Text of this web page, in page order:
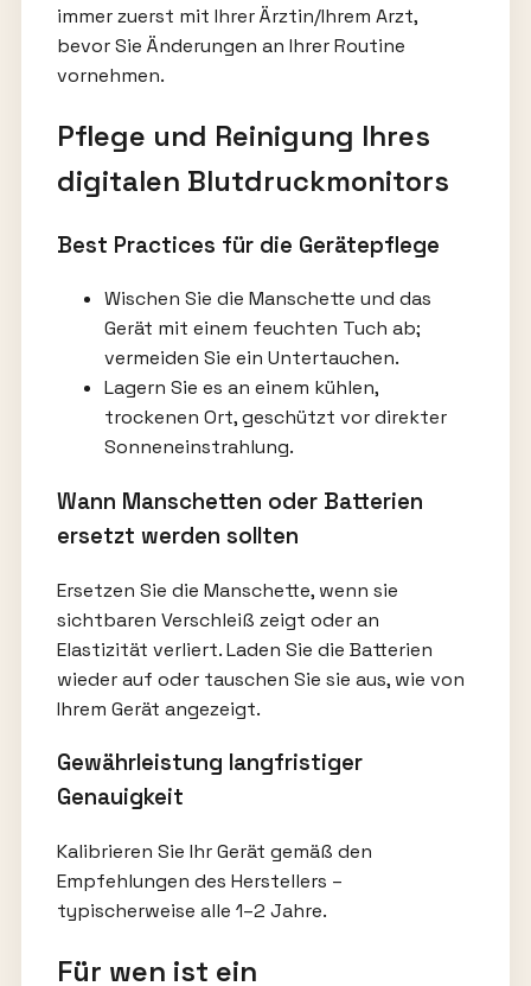
immer zuerst mit Ihrer Ärztin/Ihrem Arzt,
bevor Sie Änderungen an Ihrer Routine
vornehmen.
Pflege und Reinigung Ihres
digitalen Blutdruckmonitors
Best Practices für die Gerätepflege
Wischen Sie die Manschette und das
Gerät mit einem feuchten Tuch ab;
vermeiden Sie ein Untertauchen.
Lagern Sie es an einem kühlen,
trockenen Ort, geschützt vor direkter
Sonneneinstrahlung.
Wann Manschetten oder Batterien
ersetzt werden sollten
Ersetzen Sie die Manschette, wenn sie
sichtbaren Verschleiß zeigt oder an
Elastizität verliert. Laden Sie die Batterien
wieder auf oder tauschen Sie sie aus, wie von
Ihrem Gerät angezeigt.
Gewährleistung langfristiger
Genauigkeit
Kalibrieren Sie Ihr Gerät gemäß den
Empfehlungen des Herstellers –
typischerweise alle 1–2 Jahre.
Für wen ist ein